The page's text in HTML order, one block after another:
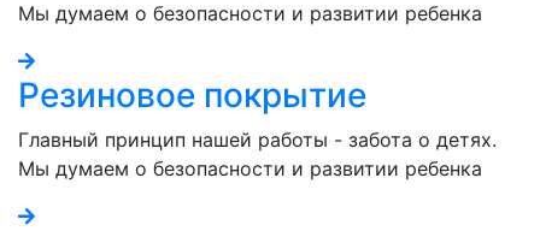
Мы думаем о безопасности и развитии ребенка
Резиновое покрытие
Главный принцип нашей работы - забота о детях.
Мы думаем о безопасности и развитии ребенка